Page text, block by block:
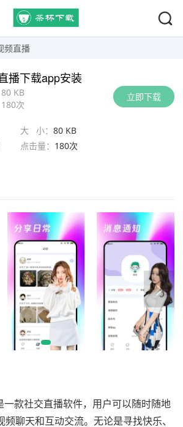
频直播
立即下载
80 KB
180次
播下载app安装
大 小： 80 KB
点击量： 180次
款社交直播软件，用户可以随时随地
聊天和互动交流。无论是寻找快乐、